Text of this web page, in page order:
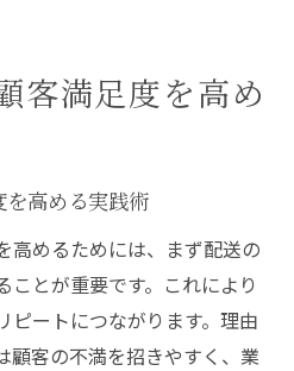
客満足度を高め
高める実践術
高めるためには、まず配送の
ことが重要です。これにより
ピートにつながります。理由
顧客の不満を招きやすく、業